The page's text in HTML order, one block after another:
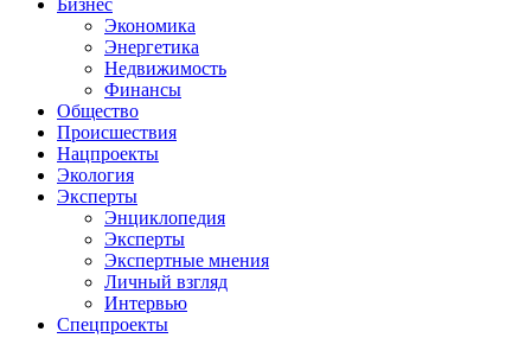
Бизнес
Экономика
Энергетика
Недвижимость
Финансы
Общество
Происшествия
Нацпроекты
Экология
Эксперты
Энциклопедия
Эксперты
Экспертные мнения
Личный взгляд
Интервью
Спецпроекты